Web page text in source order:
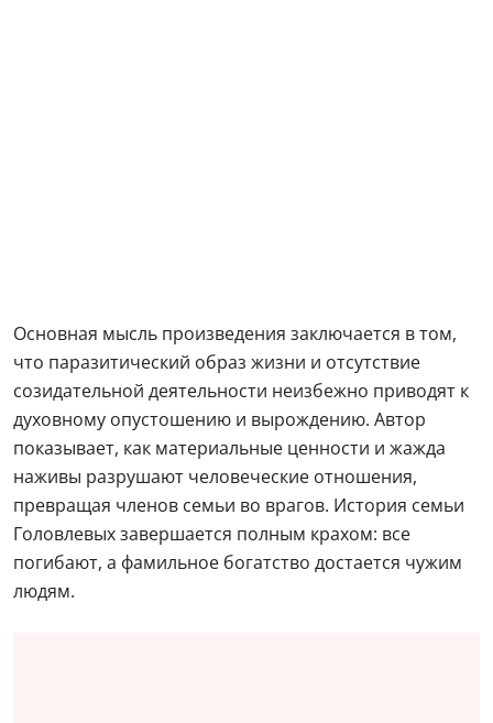
Основная мысль произведения заключается в том,
что паразитический образ жизни и отсутствие
созидательной деятельности неизбежно приводят к
духовному опустошению и вырождению. Автор
показывает, как материальные ценности и жажда
наживы разрушают человеческие отношения,
превращая членов семьи во врагов. История семьи
Головлевых завершается полным крахом: все
погибают, а фамильное богатство достается чужим
людям.